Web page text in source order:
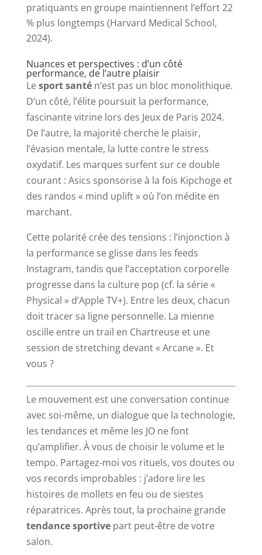
pratiquants en groupe maintiennent l’effort 22
% plus longtemps (Harvard Medical School,
2024).
Nuances et perspectives : d’un côté
performance, de l’autre plaisir
Lesport santén’est pas un bloc monolithique.
D’un côté, l’élite poursuit la performance,
fascinante vitrine lors des Jeux de Paris 2024.
De l’autre, la majorité cherche le plaisir,
l’évasion mentale, la lutte contre le stress
oxydatif. Les marques surfent sur ce double
courant : Asics sponsorise à la fois Kipchoge et
des randos « mind uplift » où l’on médite en
marchant.
Cette polarité crée des tensions : l’injonction à
la performance se glisse dans les feeds
Instagram, tandis que l’acceptation corporelle
progresse dans la culture pop (cf. la série «
Physical » d’Apple TV+). Entre les deux, chacun
doit tracer sa ligne personnelle. La mienne
oscille entre un trail en Chartreuse et une
session de stretching devant « Arcane ». Et
vous ?
Le mouvement est une conversation continue
avec soi-même, un dialogue que la technologie,
les tendances et même les JO ne font
qu’amplifier. À vous de choisir le volume et le
tempo. Partagez-moi vos rituels, vos doutes ou
vos records improbables : j’adore lire les
histoires de mollets en feu ou de siestes
réparatrices. Après tout, la prochaine grande
tendance sportivepart peut-être de votre
salon.